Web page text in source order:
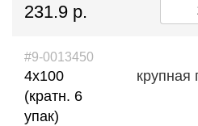
231.9 р.
#9-0013450
4х100
(кратн. 6
упак)
крупная